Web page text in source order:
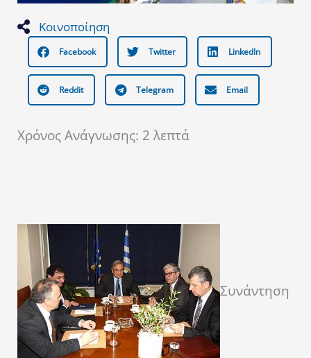
Κοινοποίηση
Facebook Twitter LinkedIn
Reddit Telegram Email
Χρόνος Ανάγνωσης: 2 λεπτά
Συνάντηση